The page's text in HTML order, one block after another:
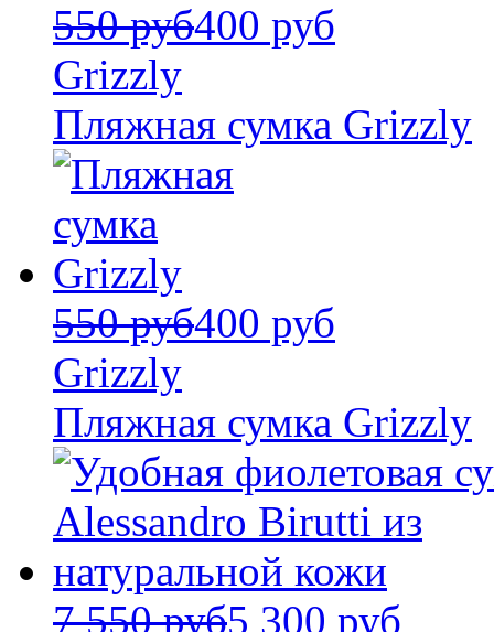
550 руб400 руб
Grizzly
Пляжная сумка Grizzly
550 руб400 руб
Grizzly
Пляжная сумка Grizzly
7 550 руб5 300 руб